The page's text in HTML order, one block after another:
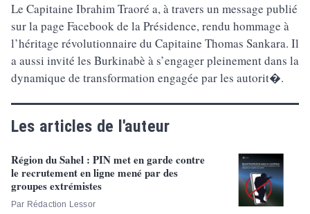
Le Capitaine Ibrahim Traoré a, à travers un message publié
sur la page Facebook de la Présidence, rendu hommage à
l’héritage révolutionnaire du Capitaine Thomas Sankara. Il
a aussi invité les Burkinabè à s’engager pleinement dans la
dynamique de transformation engagée par les autorit�.
Les articles de l'auteur
Région du Sahel : PIN met en garde contre
le recrutement en ligne mené par des
groupes extrémistes
Par Rédaction Lessor